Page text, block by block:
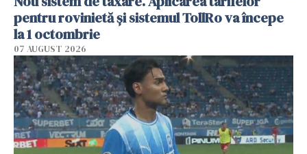
pentru rovinietă şi sistemul TollRo va începe
la 1 octombrie
07 AUGUST 2026